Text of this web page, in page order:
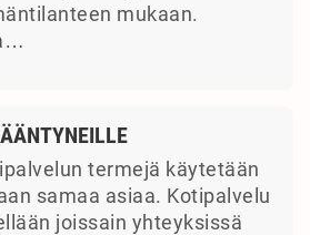
mukaan.
termejä käytetään
samaa asiaa. Kotipalvelu
joissain yhteyksissä